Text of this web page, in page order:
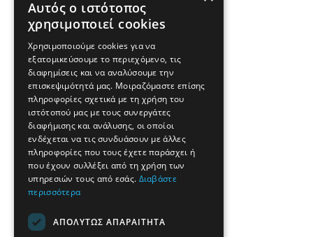
Αυτός ο ιστότοπος
χρησιμοποιεί cookies
Χρησιμοποιούμε cookies για να
εξατομικεύσουμε το περιεχόμενο, τις
διαφημίσεις και να αναλύσουμε την
επισκεψιμότητά μας. Μοιραζόμαστε επίσης
πληροφορίες σχετικά με τη χρήση του
ιστότοπού μας με τους συνεργάτες
διαφήμισης και ανάλυσης, οι οποίοι
ενδέχεται να τις συνδυάσουν με άλλες
πληροφορίες που τους έχετε παράσχει ή
που έχουν συλλέξει από τη χρήση των
υπηρεσιών τους από εσάς. Διαβάστε
περισσότερα
ΑΠΟΛΎΤΩΣ ΑΠΑΡΑΊΤΗΤΑ